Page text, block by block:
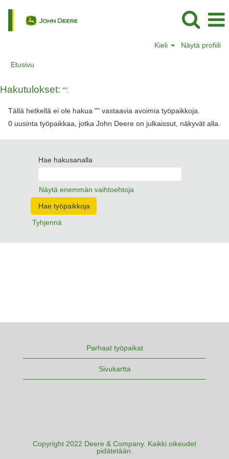
Kieli Näytä profiili
Etusivu
Hakutulokset: "".
Tällä hetkellä ei ole hakua "" vastaavia avoimia työpaikkoja.
0 uusinta työpaikkaa, jotka John Deere on julkaissut, näkyvät alla.
Hae hakusanalla
Näytä enemmän vaihtoehtoja
Tyhjennä
Parhaat työpaikat
Sivukartta
Copyright 2022 Deere & Company. Kaikki oikeudet
pidätetään.